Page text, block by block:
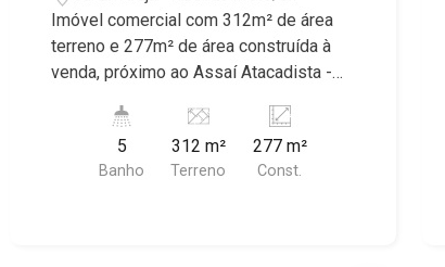
Preto/SP.
Imóvel comercial com 312m² de área
terreno e 277m² de área construída à
venda, próximo ao Assaí Atacadista -
Preto/SP. Conheça as características
deste imóvel que a Martinelli
Imobiliária selecionou para você: -
5
Banho
312 m²
Terreno
277 m²
Const.